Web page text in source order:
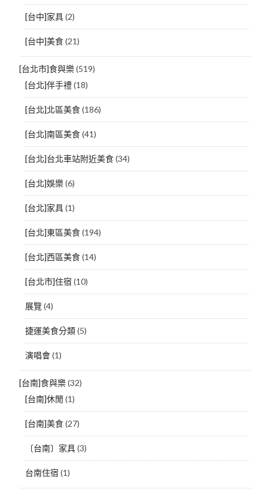
[台中]家具(2)
[台中]美食(21)
[台北市]食與樂(519)
[台北]伴手禮(18)
[台北]北區美食(186)
[台北]南區美食(41)
[台北]台北車站附近美食(34)
[台北]娛樂(6)
[台北]家具(1)
[台北]東區美食(194)
[台北]西區美食(14)
[台北市]住宿 (10)
展覽(4)
捷運美食分類(5)
演唱會(1)
[台南]食與樂(32)
[台南]休閒 (1)
[台南]美食(27)
〔台南〕家具(3)
台南住宿 (1)